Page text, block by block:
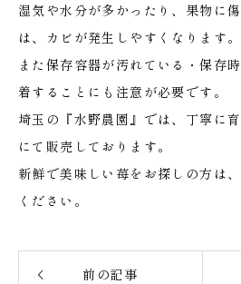
湿気や水分が多かったり、果物に
は、カビが発生しやすくなります。
また保存容器が汚れている・保存
着することにも注意が必要です。
埼玉の『水野農園』では、丁寧に
にて販売しております。
新鮮で美味しい苺をお探しの方は
ください。
前の記事